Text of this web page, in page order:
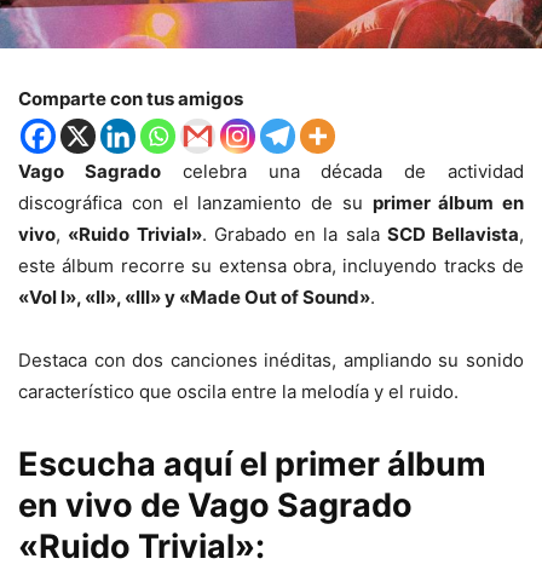
Comparte con tus amigos
Vago Sagradocelebra una década de actividad
discográfica con el lanzamiento de su primer álbum en
vivo, «Ruido Trivial». Grabado en la sala SCD Bellavista,
este álbum recorre su extensa obra, incluyendo tracks de
«Vol I», «II», «III» y «Made Out of Sound».
Destaca con dos canciones inéditas, ampliando su sonido
característico que oscila entre la melodía y el ruido.
Escucha aquí el primer álbum
en vivo de Vago Sagrado
«Ruido Trivial»: